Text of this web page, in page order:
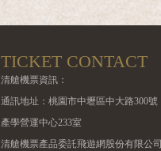
TICKET CONTACT
清艙機票資訊：
通訊地址：桃園市中壢區中大路300號
產學營運中心233室
清艙機票產品委託飛遊網股份有限公司